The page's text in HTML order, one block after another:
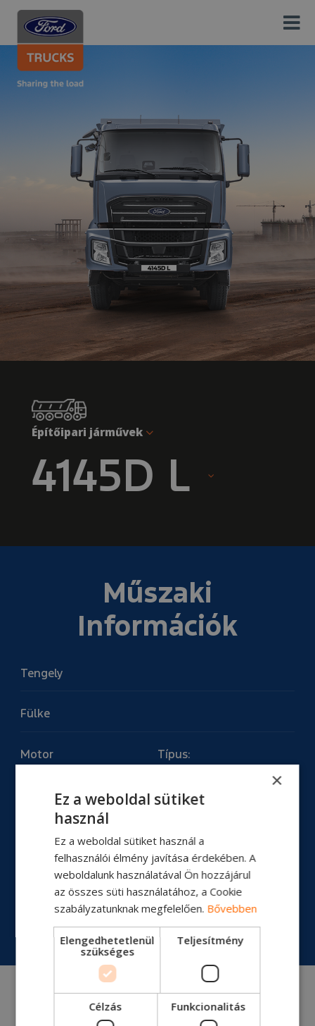
Építőipari járművek
4145D L
Műszaki
Információk
Tengely
Fülke
Motor
Típus:
Erőátvitel
Tengelytáv
×
Ez a weboldal sütiket
használ
Ez a weboldal sütiket használ a
felhasználói élmény javítása érdekében. A
weboldalunk használatával Ön hozzájárul
az összes süti használatához, a Cookie
szabályzatunknak megfelelően. Bővebben
Elengedhetetlenül
szükséges
Teljesítmény
Célzás Funkcionalitás